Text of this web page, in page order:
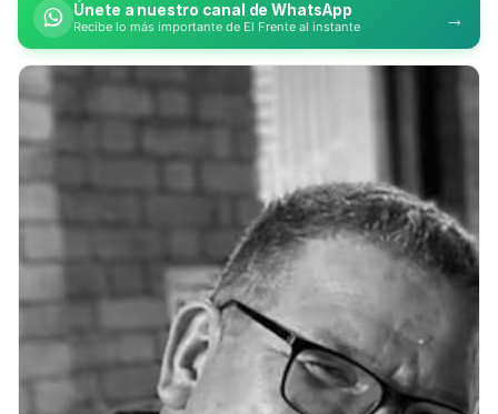
Únete a nuestro canal de WhatsApp
Recibe lo más importante de El Frente al instante →